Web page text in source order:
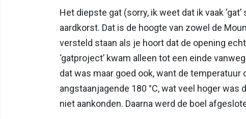
Het diepste gat (sorry, ik weet dat ik vaak
aardkorst. Dat is de hoogte van zowel de
versteld staan als je hoort dat de opening
‘gatproject’ kwam alleen tot een einde
dat was maar goed ook, want de
angstaanjagende 180 °C, wat veel hoger
niet aankonden. Daarna werd de boel